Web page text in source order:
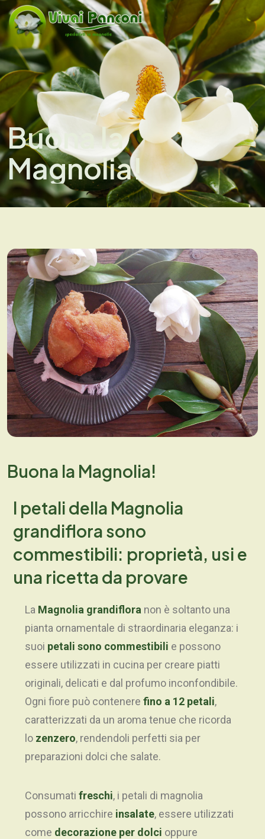
Buona la
Magnolia!
Buona la Magnolia!
I petali della Magnolia
grandiflora sono
commestibili: proprietà, usi e
una ricetta da provare
La Magnolia grandiflora non è soltanto una
pianta ornamentale di straordinaria eleganza: i
suoi petali sono commestibili e possono
essere utilizzati in cucina per creare piatti
originali, delicati e dal profumo inconfondibile.
Ogni fiore può contenere fino a 12 petali,
caratterizzati da un aroma tenue che ricorda
lo zenzero, rendendoli perfetti sia per
preparazioni dolci che salate.
Consumati freschi, i petali di magnolia
possono arricchire insalate, essere utilizzati
come decorazione per dolci oppure